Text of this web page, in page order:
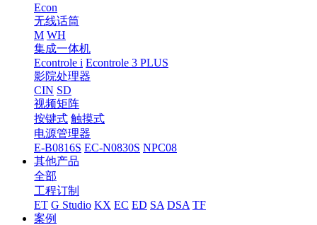
Econ
无线话筒
M WH
集成一体机
Econtrole i Econtrole 3 PLUS
影院处理器
CIN SD
视频矩阵
按键式 触摸式
电源管理器
E-B0816S EC-N0830S NPC08
其他产品
全部
工程订制
ET G Studio KX EC ED SA DSA TF
案例